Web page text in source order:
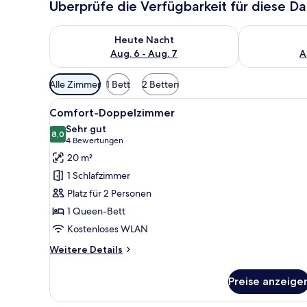
Überprüfe die Verfügbarkeit für diese
Heute Nacht
Aug. 6 - Aug. 7
Überprüfe die Verfügbarkeit für heute Nacht, Aug. 6
Überprüfe
Verfügbare
Filter
für
Zimmer
Alle Zimmer 1 Bett 2 Betten
Alle
Fotos
für
Comfort-
Doppelzimmer
anzeigen
Ein Hotelzimmer mit einem
6
Comfort-Doppelzimmer
8,08,0 von 10
Sehr gut
4 Bewertungen
(4
Bewertungen)
20 m²
1 Schlafzimmer
Platz für 2 Personen
1 Queen-Bett
Kostenloses WLAN
Weitere Details
Weitere
Doppelzimmer
Preise